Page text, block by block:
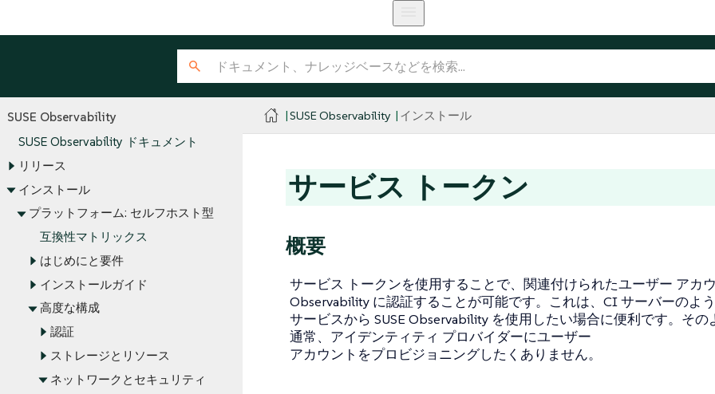
SUSE Observability
SUSE Observability ドキュメント
リリース
インストール
プラットフォーム: セルフホスト型
互換性マトリックス
はじめにと要件
インストールガイド
高度な構成
認証
ストレージとリソース
ネットワークとセキュリティ
SUSE Observability インストール
サービス トークン
概要
サービス トークンを使用することで、関連付けられたユーザー アカ
Observability に認証することが可能です。これは、CI サーバーのよ
サービスから SUSE Observability を使用したい場合に便利です。その
通常、アイデンティティ プロバイダーにユーザー
アカウントをプロビジョニングしたくありません。